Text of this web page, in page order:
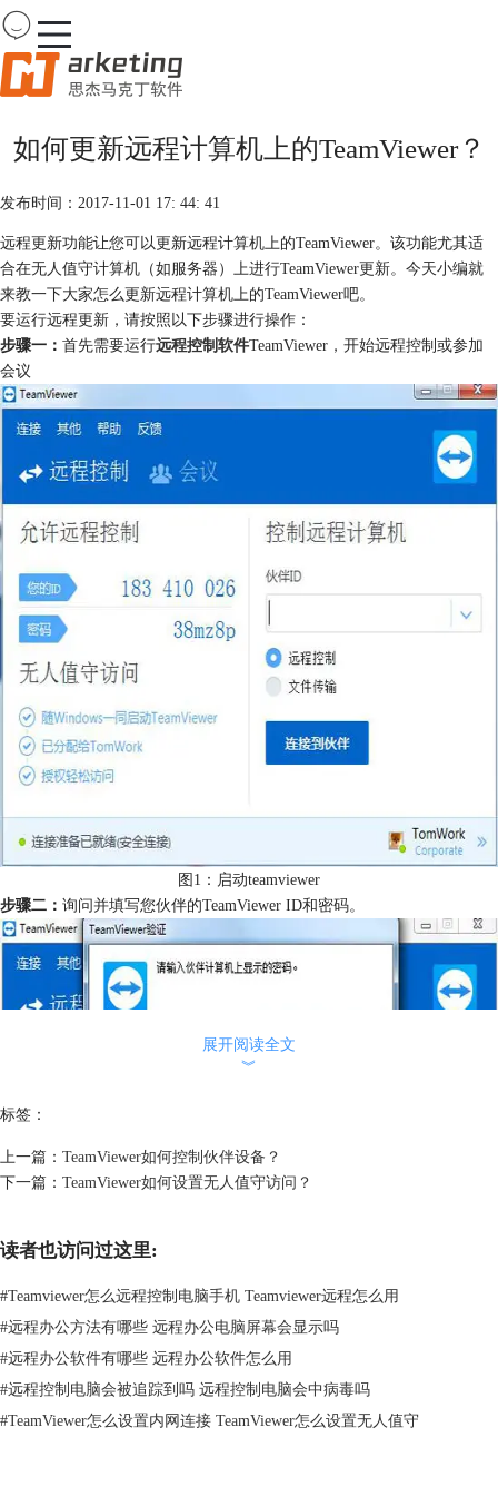
Viewer
首页
下载
购买
案例
服务
如何更新远程计算机上的TeamViewer？
发布时间：2017-11-01 17: 44: 41
远程更新功能让您可以更新远程计算机上的TeamViewer。该功能尤其适
合在无人值守计算机（如服务器）上进行TeamViewer更新。今天小编就
来教一下大家怎么更新远程计算机上的TeamViewer吧。
要运行远程更新，请按照以下步骤进行操作：
步骤一： 首先需要运行远程控制软件TeamViewer，开始远程控制或参加
会议
图1：启动teamviewer
步骤二： 询问并填写您伙伴的TeamViewer ID和密码。
图2：询问填写密码
展开阅读全文
︾
标签：
上一篇： TeamViewer如何控制伙伴设备？
下一篇： TeamViewer如何设置无人值守访问？
读者也访问过这里:
#Teamviewer怎么远程控制电脑手机 Teamviewer远程怎么用
#远程办公方法有哪些 远程办公电脑屏幕会显示吗
#远程办公软件有哪些 远程办公软件怎么用
#远程控制电脑会被追踪到吗 远程控制电脑会中病毒吗
#TeamViewer怎么设置内网连接 TeamViewer怎么设置无人值守